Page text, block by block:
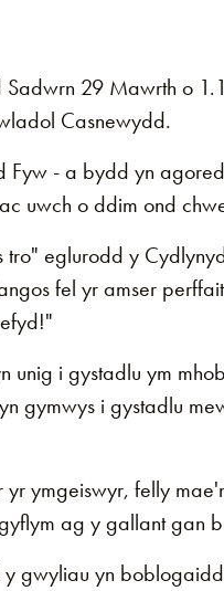
29 Mawrth o
Casnewydd.
- a bydd yn
uwch o ddim ond
tro" eglurodd y
fel yr amser
unig i gystadlu ym
gymwys i gystadlu
ymgeiswyr, felly
ag y gallant gan
gwyliau yn